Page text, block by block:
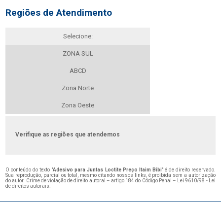
Regiões de Atendimento
Selecione:
ZONA SUL
ABCD
Zona Norte
Zona Oeste
Verifique as regiões que atendemos
O conteúdo do texto "Adesivo para Juntas Loctite Preço Itaim Bibi" é de direito reservado.
Sua reprodução, parcial ou total, mesmo citando nossos links, é proibida sem a autorização
do autor. Crime de violação de direito autoral – artigo 184 do Código Penal – Lei 9610/98 - Lei
de direitos autorais.